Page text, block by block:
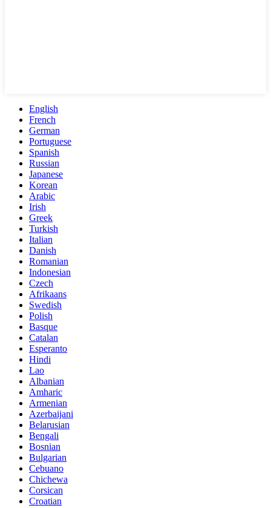
English
French
German
Portuguese
Spanish
Russian
Japanese
Korean
Arabic
Irish
Greek
Turkish
Italian
Danish
Romanian
Indonesian
Czech
Afrikaans
Swedish
Polish
Basque
Catalan
Esperanto
Hindi
Lao
Albanian
Amharic
Armenian
Azerbaijani
Belarusian
Bengali
Bosnian
Bulgarian
Cebuano
Chichewa
Corsican
Croatian